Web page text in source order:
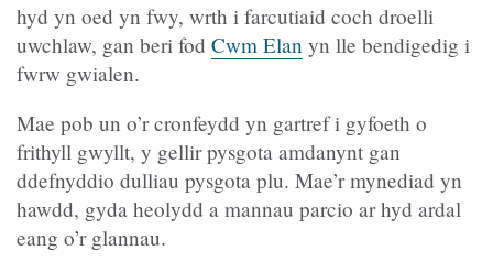
hyd yn oed yn fwy, wrth i farcutiaid coch droelli
uwchlaw, gan beri fod Cwm Elan yn lle bendigedig i
fwrw gwialen.
Mae pob un o’r cronfeydd yn gartref i gyfoeth o
frithyll gwyllt, y gellir pysgota amdanynt gan
ddefnyddio dulliau pysgota plu. Mae’r mynediad yn
hawdd, gyda heolydd a mannau parcio ar hyd ardal
eang o’r glannau.